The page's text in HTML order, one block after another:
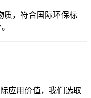
质，符合国际环保标
应用价值，我们选取